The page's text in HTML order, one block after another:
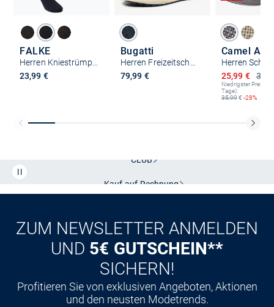
FALKE
23,99 €
Bugatti
79,99 €
Camel
Ermäßigter
25,99 €
Niedrigster Preis
Tage):
35,99€ -28%
ZUM NEWSLETTER ANMELDEN
UND 5€ GUTSCHEIN**
SICHERN!
Profitieren Sie von exklusiven Angeboten, Aktionen
und den neusten Modetrends.